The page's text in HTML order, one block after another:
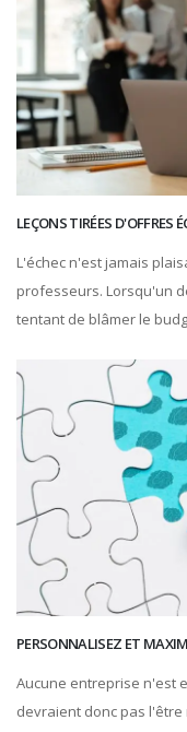
LEÇONS TIRÉES D'OFFRES
L'échec n'est jamais
professeurs. Lorsqu'un
tentant de blâmer le
PERSONNALISEZ ET
Aucune entreprise n'est
devraient donc pas